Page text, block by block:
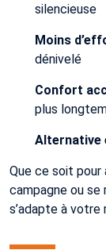
silencieuse
Moins
dénivelé
Confort
plus
Alternative
Que ce soit pour
campagne ou
s’adapte à